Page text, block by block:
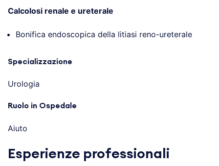
Calcolosi renale e ureterale
Bonifica endoscopica della litiasi reno-ureterale
Specializzazione
Urologia
Ruolo in Ospedale
Aiuto
Esperienze professionali